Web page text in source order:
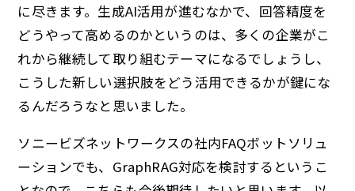
に尽きます。生成AI活用が進むなかで、回答精度を
どうやって高めるのかというのは、多くの企業がこ
れから継続して取り組むテーマになるでしょうし、
こうした新しい選択肢をどう活用できるかが鍵にな
るんだろうなと思いました。
ソニービズネットワークスの社内FAQボットソリュ
ーションでも、GraphRAG対応を検討するというこ